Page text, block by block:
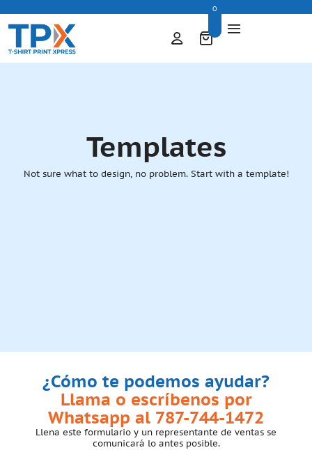
0
Templates
Not sure what to design, no problem. Start with a template!
¿Cómo te podemos ayudar?
Llama o escríbenos por
Whatsapp al 787-744-1472
Llena este formulario y un representante de ventas se
comunicará lo antes posible.